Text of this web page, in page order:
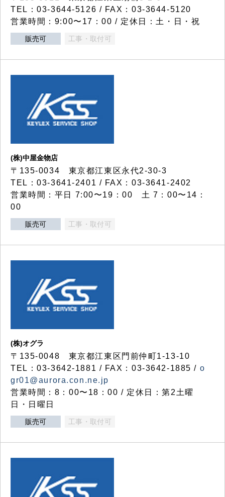
TEL：03-3644-5126 / FAX：03-3644-5120
営業時間：9:00〜17：00 / 定休日：土・日・祝
販売可 工事・取付可
(株)中屋金物店
〒135-0034 東京都江東区永代2-30-3
TEL：03-3641-2401 / FAX：03-3641-2402
営業時間：平日 7:00〜19：00 土 7：00〜14：
00
販売可 工事・取付可
(株)オグラ
〒135-0048 東京都江東区門前仲町1-13-10
TEL：03-3642-1881 / FAX：03-3642-1885 / o
gr01@aurora.con.ne.jp
営業時間：8：00〜18：00 / 定休日：第2土曜
日・日曜日
販売可 工事・取付可